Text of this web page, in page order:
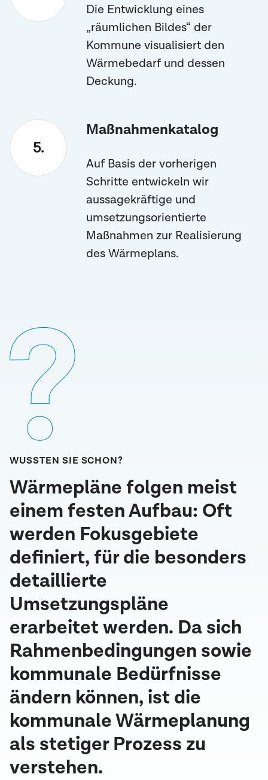
Die Entwicklung eines
„räumlichen Bildes“ der
Kommune visualisiert den
Wärmebedarf und dessen
Deckung.
Maßnahmenkatalog
Auf Basis der vorherigen
Schritte entwickeln wir
aussagekräftige und
umsetzungsorientierte
Maßnahmen zur Realisierung
des Wärmeplans.
WUSSTEN SIE SCHON?
Wärmepläne folgen meist
einem festen Aufbau: Oft
werden Fokusgebiete
definiert, für die besonders
detaillierte
Umsetzungspläne
erarbeitet werden. Da sich
Rahmenbedingungen sowie
kommunale Bedürfnisse
ändern können, ist die
kommunale Wärmeplanung
als stetiger Prozess zu
verstehen.